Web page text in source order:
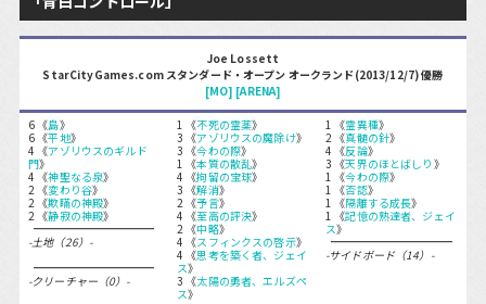
Joe Lossett
StarCityGames.com スタンダード・オープン オークランド(2013/12/7) 優勝
[MO] [ARENA]
6 《島》
6 《平地》
4 《アゾリウスのギルド
門》
4 《神聖なる泉》
2 《変わり谷》
2 《欺瞞の神殿》
2 《静寂の神殿》
-土地（26）-
-クリーチャー（0）-
1 《不死の霊薬》
3 《アゾリウスの魔除け》
3 《今わの際》
1 《本質の散乱》
4 《拘留の宝球》
3 《解消》
2 《予言》
4 《至高の評決》
2 《中略》
4 《スフィンクスの啓示》
4 《思考を築く者、ジェイ
ス》
3 《太陽の勇者、エルズペ
ス》
1 《霊異種》
2 《真髄の針》
4 《反論》
3 《天界のほとばしり 》
1 《今わの際》
1 《否認》
1 《隔離する成長》
1 《記憶の熟達者、ジェイ
ス》
-サイドボード（14）-